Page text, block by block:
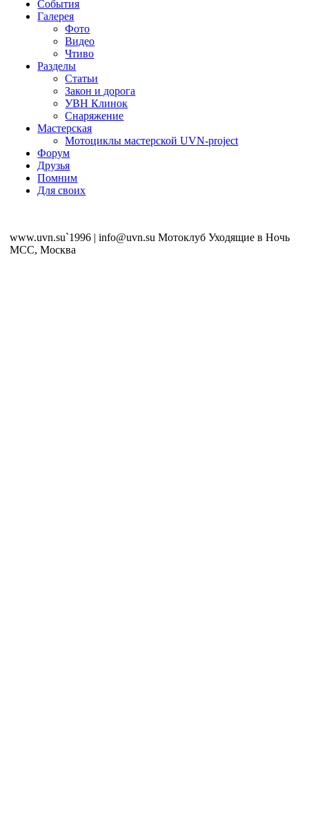
События
Галерея
Фото
Видео
Чтиво
Разделы
Статьи
Закон и дорога
УВН Клинок
Снаряжение
Мастерская
Мотоциклы мастерской UVN-project
Форум
Друзья
Помним
Для своих
www.uvn.su`1996 | info@uvn.su Мотоклуб Уходящие в Ночь
MCC, Москва